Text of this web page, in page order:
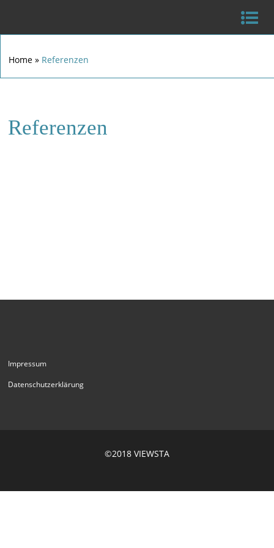
Home » Referenzen
Referenzen
Impressum
Datenschutzerklärung
©2018 VIEWSTA